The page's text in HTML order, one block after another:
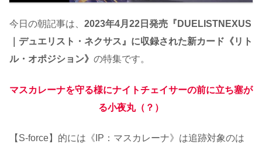
今日の朝記事は、 2023年4月22日発売『DUELISTNEXUS
｜デュエリスト・ネクサス』に収録された新カード《リト
ル・オポジション》 の特集です。
マスカレーナを守る様にナイトチェイサーの前に立ち塞が
る小夜丸（？）
【S-force】的には《IP：マスカレーナ》は追跡対象のは